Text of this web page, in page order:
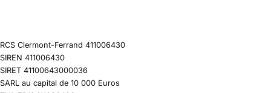
RCS Clermont-Ferrand 411006430
SIREN 411006430
SIRET 41100643000036
SARL au capital de 10 000 Euros